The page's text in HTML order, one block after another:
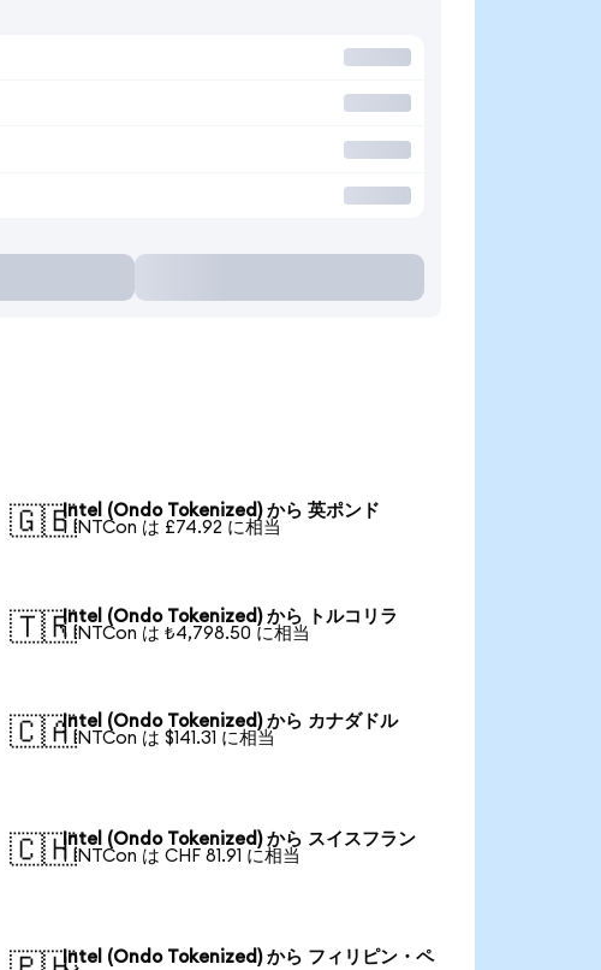
🇬🇧Intel (Ondo Tokenized) から 英ポンド
1 INTCon は £74.92 に相当
🇹🇷Intel (Ondo Tokenized) から トルコリラ
1 INTCon は ₺4,798.50 に相当
🇨🇦Intel (Ondo Tokenized) から カナダドル
1 INTCon は $141.31 に相当
🇨🇭Intel (Ondo Tokenized) から スイスフラン
1 INTCon は CHF 81.91 に相当
Intel (Ondo Tokenized) から フィリピン・ペ